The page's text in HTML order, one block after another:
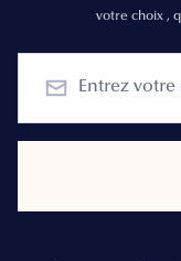
votre choix ,